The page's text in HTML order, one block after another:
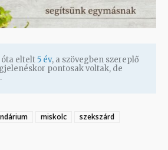
eltelt5 év, a szövegben szereplő
pontosak voltak, de
miskolc
szekszárd